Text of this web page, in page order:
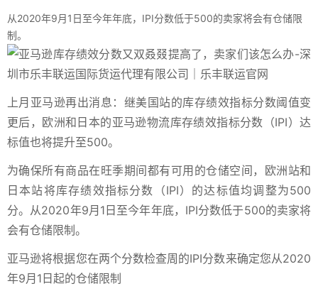
从2020年9月1日至今年年底，IPI分数低于500的卖家将会有仓储限
制。
上月亚马逊再出消息：继美国站的库存绩效指标分数阈值变
更后，欧洲和日本的亚马逊物流库存绩效指标分数（IPI）达
标值也将提升至500。
为确保所有商品在旺季期间都有可用的仓储空间，欧洲站和
日本站将库存绩效指标分数（IPI）的达标值均调整为500
分。从2020年9月1日至今年年底，IPI分数低于500的卖家将
会有仓储限制。
亚马逊将根据您在两个分数检查周的IPI分数来确定您从2020
年9月1日起的仓储限制